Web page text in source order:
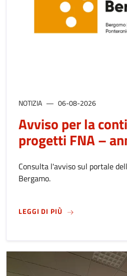
NOTIZIA 06-08-2026
Avviso per la
progetti FNA –
Consulta l'avviso sul portale
Bergamo.
LEGGI DI PIÙSUAVVISO PER